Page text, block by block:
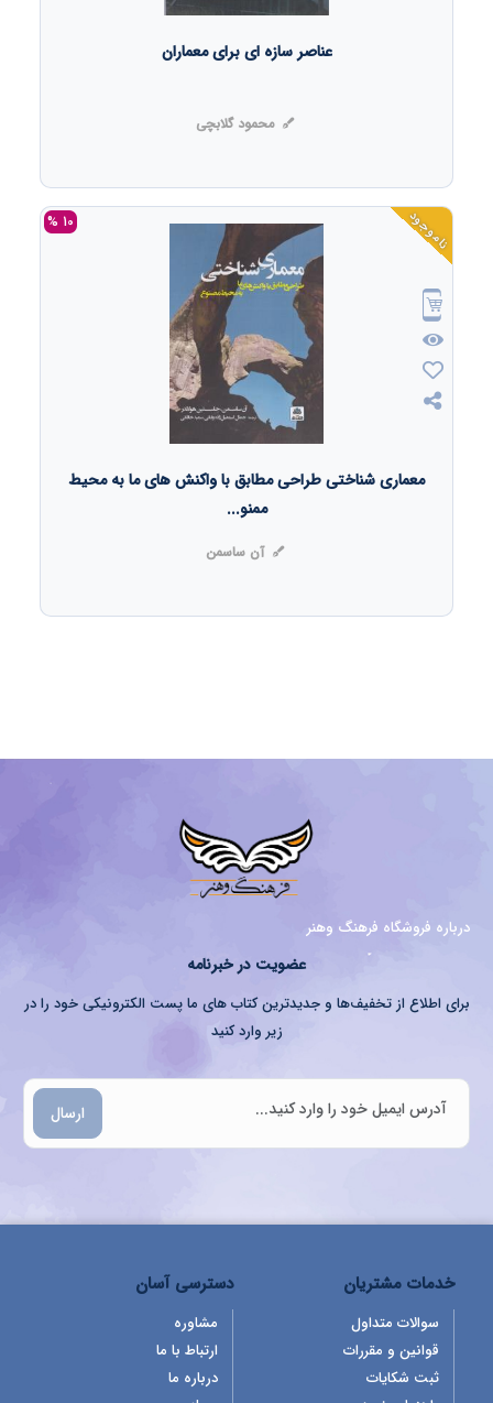
عناصر سازه ای برای معماران
محمود گلابچی
ناموجود 10 %
معماری شناختی طراحی مطابق با واکنش های ما به محیط
ممنو...
آن ساسمن
درباره فروشگاه فرهنگ وهنر
عضویت در خبرنامه
برای اطلاع از تخفیف‌ها و جدیدترین کتاب های ما پست الکترونیکی خود را در
زیر وارد کنید
ارسال
خدمات مشتریان
سوالات متداول
قوانین و مقررات
ثبت شکایات
دسترسی آسان
مشاوره
ارتباط با ما
درباره ما